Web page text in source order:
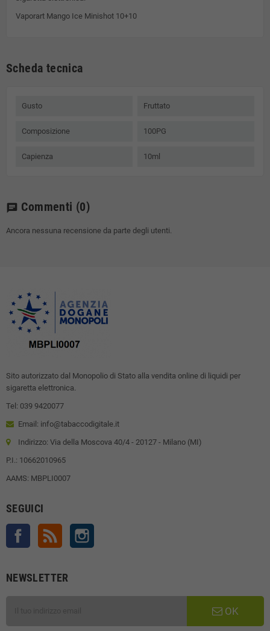
Vaporart Mango Ice Minishot 10+10
Scheda tecnica
Gusto Fruttato
Composizione 100PG
Capienza 10ml
chat Commenti (0)
Ancora nessuna recensione da parte degli utenti.
Sito autorizzato dal Monopolio di Stato alla vendita online di liquidi per
sigaretta elettronica.
Tel: 039 9420077
Email: info@tabaccodigitale.it
Indirizzo: Via della Moscova 40/4 - 20127 - Milano (MI)
P.I.: 10662010965
AAMS: MBPLI0007
SEGUICI
Facebook Rss
NEWSLETTER
OK